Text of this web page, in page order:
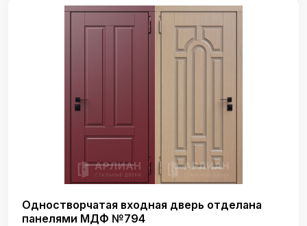
Одностворчатая входная дверь отделана
панелями МДФ №794